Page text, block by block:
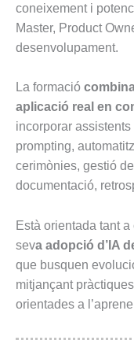
coneixement i
Master, Product
desenvolupament.
La formació
aplicació real en
incorporar
prompting,
cerimònies, gestió
documentació,
Està orientada tant
seva adopció d’IA
que busquen
mitjançant
orientades a